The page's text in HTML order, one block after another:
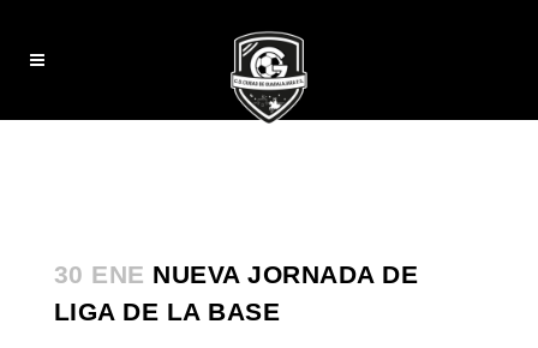
30 ENE NUEVA JORNADA DE
LIGA DE LA BASE